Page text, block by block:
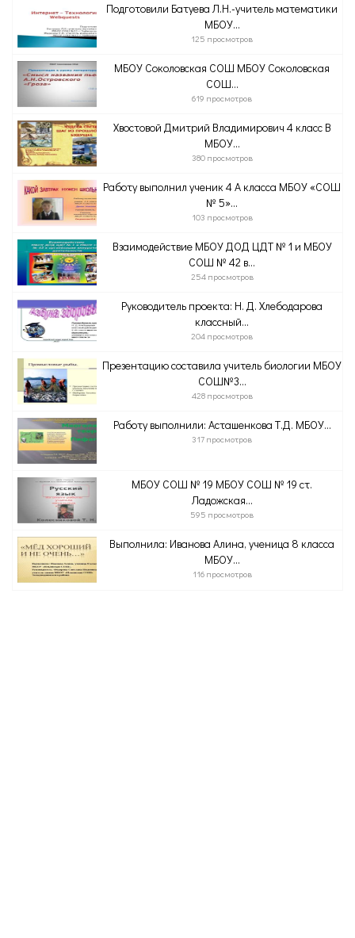
Подготовили Батуева Л.Н.-учитель математики
МБОУ...
125 просмотров
МБОУ Соколовская СОШ МБОУ Соколовская
СОШ...
619 просмотров
Хвостовой Дмитрий Владимирович 4 класс В
МБОУ...
380 просмотров
Работу выполнил ученик 4 А класса МБОУ «СОШ
№ 5»...
103 просмотров
Взаимодействие МБОУ ДОД ЦДТ № 1 и МБОУ
СОШ № 42 в...
254 просмотров
Руководитель проекта: Н. Д. Хлебодарова
классный...
204 просмотров
Презентацию составила учитель биологии МБОУ
СОШ№3...
428 просмотров
Работу выполнили: Асташенкова Т.Д. МБОУ...
317 просмотров
МБОУ СОШ № 19 МБОУ СОШ № 19 ст.
Ладожская...
595 просмотров
Выполнила: Иванова Алина, ученица 8 класса
МБОУ...
116 просмотров